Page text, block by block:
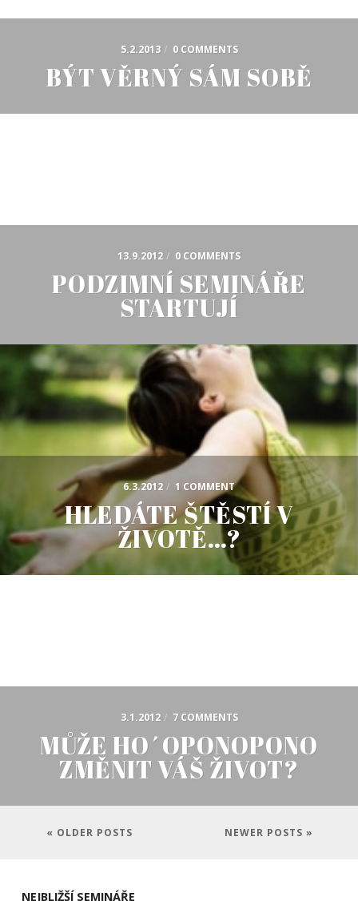
5.2.2013 / 0 COMMENTS
BÝT VĚRNÝ SÁM SOBĚ
13.9.2012 / 0 COMMENTS
PODZIMNÍ SEMINÁŘE
STARTUJÍ
6.3.2012 / 1 COMMENT
HLEDÁTE ŠTĚSTÍ V
ŽIVOTĚ…?
3.1.2012 / 7 COMMENTS
MŮŽE HO´OPONOPONO
ZMĚNIT VÁŠ ŽIVOT?
« OLDER POSTS NEWER POSTS »
NEJBLIŽŠÍ SEMINÁŘE